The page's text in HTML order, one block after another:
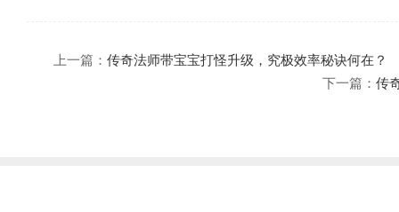
上一篇： 传奇法师带宝宝打怪升级，究极效率秘诀何在？
下一篇： 传